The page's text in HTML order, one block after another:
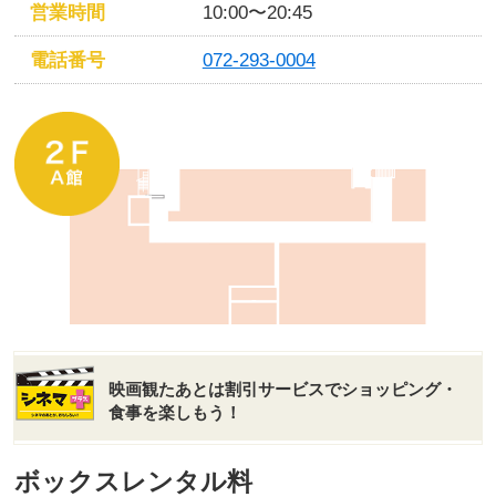
営業時間 10:00〜20:45
電話番号 072-293-0004
映画観たあとは割引サービスでショッピング・
食事を楽しもう！
ボックスレンタル料